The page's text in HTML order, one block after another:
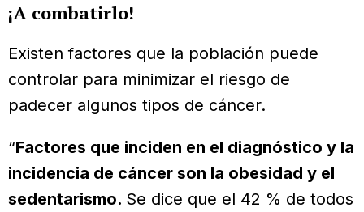
¡A combatirlo!
Existen factores que la población puede
controlar para minimizar el riesgo de
padecer algunos tipos de cáncer.
“Factores que inciden en el diagnóstico y la
incidencia de cáncer son la obesidad y el
sedentarismo. Se dice que el 42 % de todos